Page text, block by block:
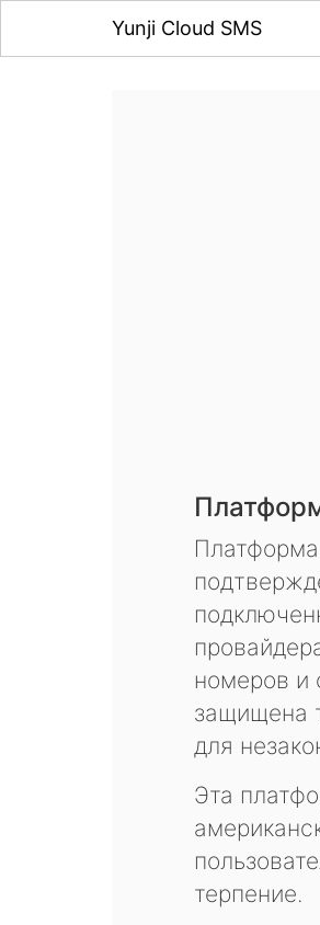
Yunji Cloud SMS
номеров и
защищена
для
Эта
терпение.